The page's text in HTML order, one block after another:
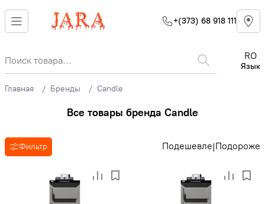
+(373) 68 918 111
RO
Язык
Главная Бренды Candle
Все товары бренда Candle
Фильтр Подешевле|Подороже